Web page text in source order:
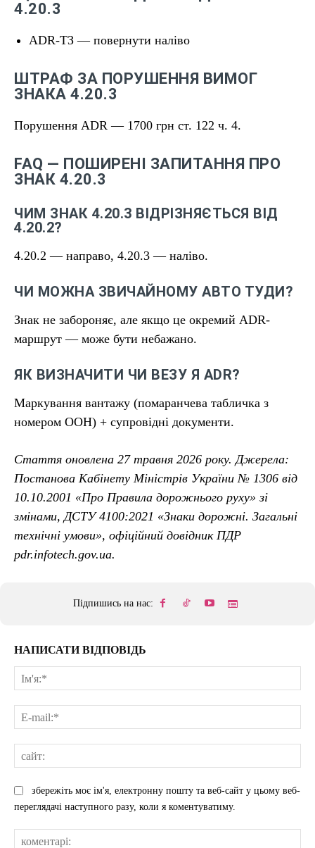
4.20.3
ADR-ТЗ — повернути наліво
ШТРАФ ЗА ПОРУШЕННЯ ВИМОГ
ЗНАКА 4.20.3
Порушення ADR — 1700 грн ст. 122 ч. 4.
FAQ — ПОШИРЕНІ ЗАПИТАННЯ ПРО
ЗНАК 4.20.3
ЧИМ ЗНАК 4.20.3 ВІДРІЗНЯЄТЬСЯ ВІД
4.20.2?
4.20.2 — направо, 4.20.3 — наліво.
ЧИ МОЖНА ЗВИЧАЙНОМУ АВТО ТУДИ?
Знак не забороняє, але якщо це окремий ADR-
маршрут — може бути небажано.
ЯК ВИЗНАЧИТИ ЧИ ВЕЗУ Я ADR?
Маркування вантажу (помаранчева табличка з
номером ООН) + супровідні документи.
Стаття оновлена 27 травня 2026 року. Джерела:
Постанова Кабінету Міністрів України № 1306 від
10.10.2001 «Про Правила дорожнього руху» зі
змінами, ДСТУ 4100:2021 «Знаки дорожні. Загальні
технічні умови», офіційний довідник ПДР
pdr.infotech.gov.ua.
Підпишись на нас:
НАПИСАТИ ВІДПОВІДЬ
збережіть моє ім'я, електронну пошту та веб-сайт у цьому веб-
переглядачі наступного разу, коли я коментуватиму.